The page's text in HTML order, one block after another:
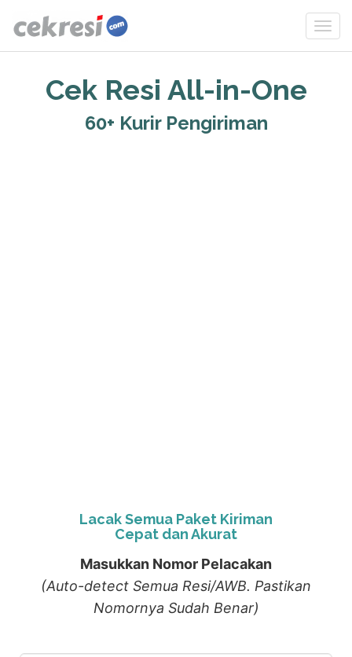
Cek Resi All-in-One
60+ Kurir Pengiriman
Lacak Semua Paket Kiriman
Cepat dan Akurat
Masukkan Nomor Pelacakan
(Auto-detect Semua Resi/AWB. Pastikan
Nomornya Sudah Benar)